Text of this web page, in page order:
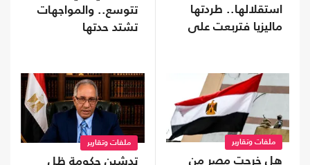
استقلالها.. طردتها
ماليزيا فتربعت على
تتوسع.. والمواجهات
تشتد حدتها
ملفات وتقارير
هل خرجت مصر من
ملفات وتقارير
تدشين حكومة ظل